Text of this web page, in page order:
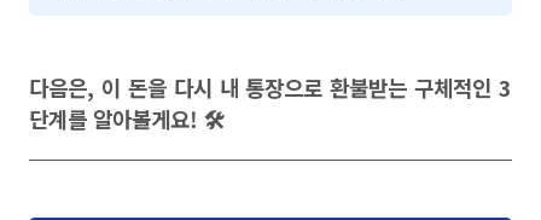
다음은, 이 돈을 다시 내 통장으로 환불받는 구체적인 3
단계를 알아볼게요! 🛠